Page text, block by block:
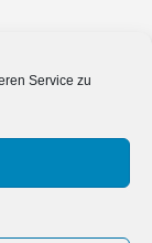
Service zu